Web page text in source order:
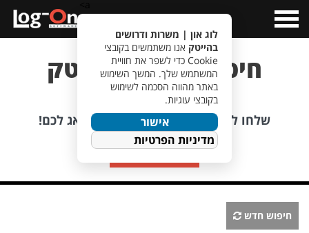
Menu
חיפוש משרות הייטק
לא מוצאים משרה מתאימה?
שלחו לנו קורות חיים, אנחנו כבר נדאג לכם!
שליחת קורות חיים
חיפוש חדש
לוג און | משרות ודרושים
בהייטק אנו משתמשים בקובצי
Cookie כדי לשפר את חוויית
המשתמש שלך. המשך השימוש
באתר מהווה הסכמה לשימוש
בקובצי עוגיות.
אישור
מדיניות הפרטיות